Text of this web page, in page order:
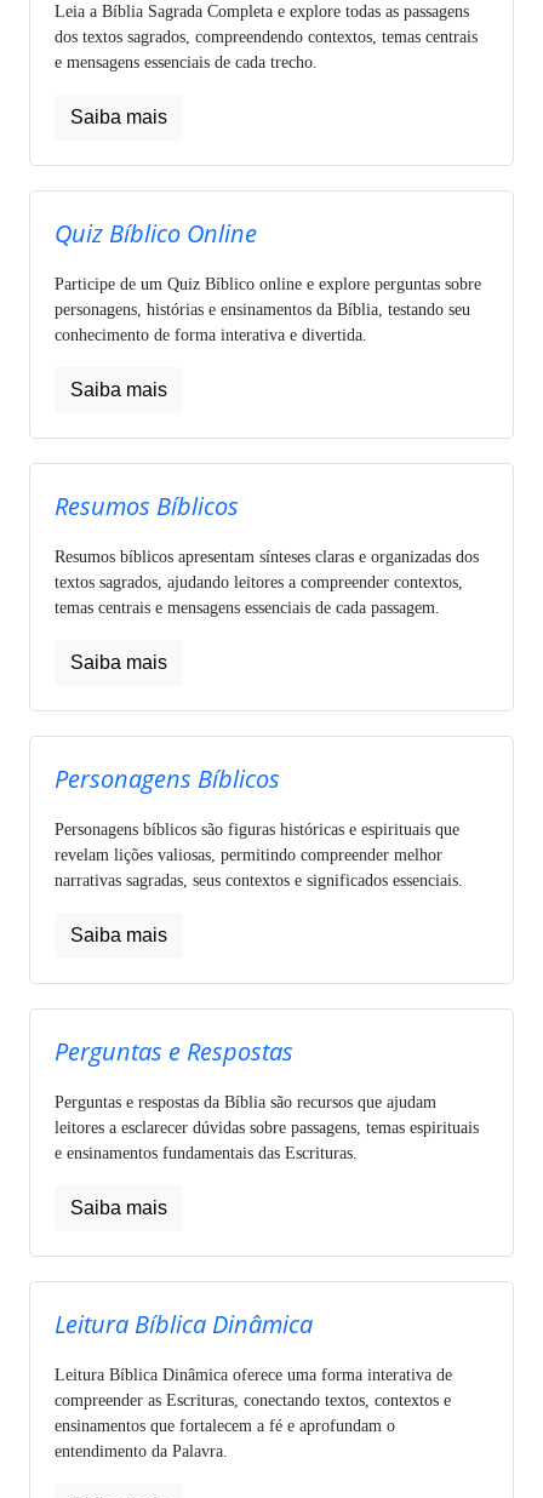
Leia a Bíblia Sagrada Completa e explore todas as passagens
dos textos sagrados, compreendendo contextos, temas centrais
e mensagens essenciais de cada trecho.
Saiba mais
Quiz Bíblico Online
Participe de um Quiz Bíblico online e explore perguntas sobre
personagens, histórias e ensinamentos da Bíblia, testando seu
conhecimento de forma interativa e divertida.
Saiba mais
Resumos Bíblicos
Resumos bíblicos apresentam sínteses claras e organizadas dos
textos sagrados, ajudando leitores a compreender contextos,
temas centrais e mensagens essenciais de cada passagem.
Saiba mais
Personagens Bíblicos
Personagens bíblicos são figuras históricas e espirituais que
revelam lições valiosas, permitindo compreender melhor
narrativas sagradas, seus contextos e significados essenciais.
Saiba mais
Perguntas e Respostas
Perguntas e respostas da Bíblia são recursos que ajudam
leitores a esclarecer dúvidas sobre passagens, temas espirituais
e ensinamentos fundamentais das Escrituras.
Saiba mais
Leitura Bíblica Dinâmica
Leitura Bíblica Dinâmica oferece uma forma interativa de
compreender as Escrituras, conectando textos, contextos e
ensinamentos que fortalecem a fé e aprofundam o
entendimento da Palavra.